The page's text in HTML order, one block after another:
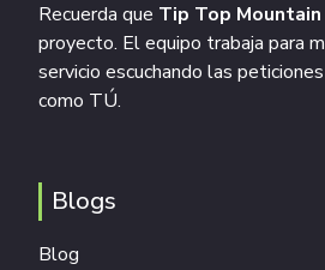
Recuerda que Tip Top Mountain
proyecto. El equipo trabaja para
servicio escuchando las
como TÚ.
Blogs
Blog